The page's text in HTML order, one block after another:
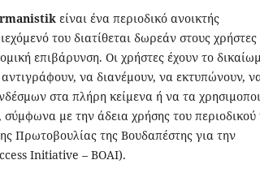
είναι ένα περιοδικό ανοικτής
του διατίθεται δωρεάν στους χρήστες
επιβάρυνση. Οι χρήστες έχουν το
να διανέμουν, να εκτυπώνουν,
στα πλήρη κείμενα ή να τα
με την άδεια χρήσης του περιοδικού
Πρωτοβουλίας της Βουδαπέστης για την
Initiative – BOAI).